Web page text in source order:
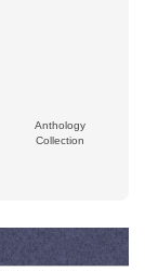
Anthology
Collection